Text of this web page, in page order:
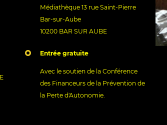
Médiathèque 13 rue Saint-Pierre
Bar-sur-Aube
10200 BAR SUR AUBE
Entrée gratuite
Avec le soutien de la Conférence
des Financeurs de la Prévention de
la Perte d'Autonomie.